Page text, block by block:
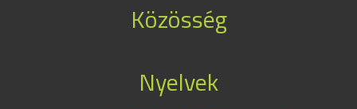
Közösség
Nyelvek